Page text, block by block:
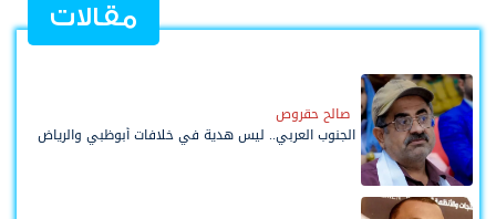
مقالات
صالح حقروص
الجنوب العربي.. ليس هدية في خلافات أبوظبي والرياض